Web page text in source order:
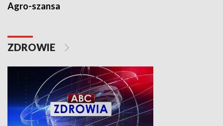
Agro-szansa
ZDROWIE